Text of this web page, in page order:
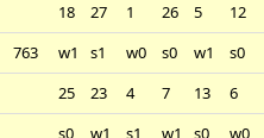
18 27 1 26 5
12
763 w1 s1 w0 s0 w1
s0
25 23 4 7 13
6
s0 w1 s1 w1 s0
w0